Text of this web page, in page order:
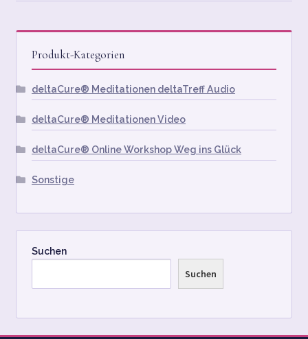
KASSE
MEIN KONTO
RTL TESTED
SHOP
SHOP
TEAM
Produkt-Kategorien
deltaCure® Meditationen deltaTreff Audio
deltaCure® Meditationen Video
deltaCure® Online Workshop Weg ins Glück
Sonstige
Suchen
Suchen